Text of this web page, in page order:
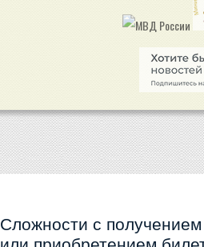
Сложности с